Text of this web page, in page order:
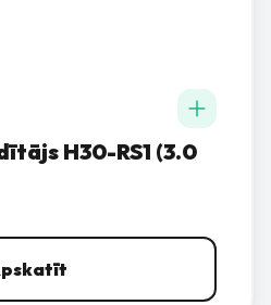
H30-RS1 (3.0